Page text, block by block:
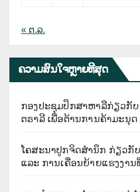
« ຕ.ລ.
ຄວາມສົນໃຈຫຼາຍທີີສຸດ
ກອງປະຊຸມປຶກສາຫາລືກ່ຽວກັ
ຕຣາລີ ເພື່ອຕ້ານການຄ້າມະນຸດ
ໂຄສະນາປູກຈິດສຳນຶກ ກ່ຽວກັ
ແລະ ການເຄື່ອນຍ້າຍແຮງງານ